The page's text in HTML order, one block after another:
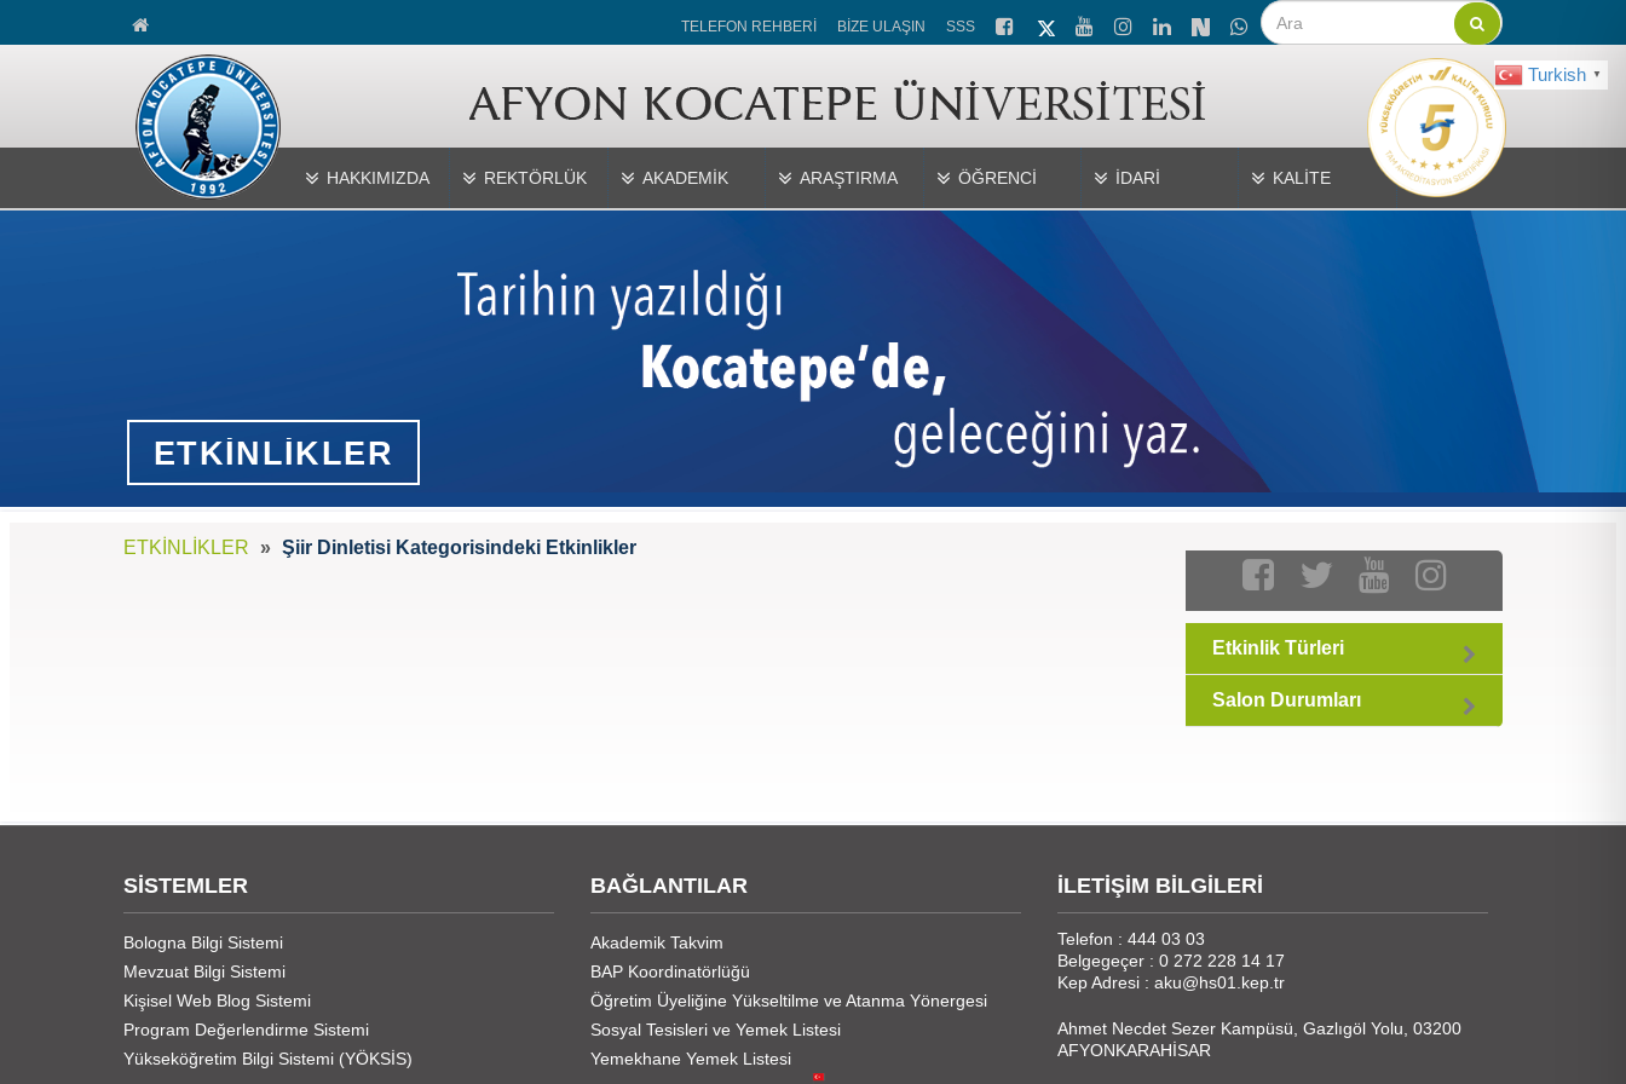
Turkish ▼
TELEFON REHBERİ BİZE ULAŞIN SSS
HAKKIMIZDA REKTÖRLÜK AKADEMİK ARAŞTIRMA ÖĞRENCİ İDARİ KALİTE
ETKİNLİKLER
ETKİNLİKLER Şiir Dinletisi Kategorisindeki Etkinlikler
Etkinlik Türleri
Salon Durumları
SİSTEMLER
Bologna Bilgi Sistemi
Mevzuat Bilgi Sistemi
Kişisel Web Blog Sistemi
Program Değerlendirme Sistemi
Yükseköğretim Bilgi Sistemi (YÖKSİS)
BAĞLANTILAR
Akademik Takvim
BAP Koordinatörlüğü
Öğretim Üyeliğine Yükseltilme ve Atanma Yönergesi
Sosyal Tesisleri ve Yemek Listesi
Yemekhane Yemek Listesi
İLETİŞİM BİLGİLERİ
Telefon : 444 03 03
Belgegeçer : 0 272 228 14 17
Kep Adresi : aku@hs01.kep.tr
Ahmet Necdet Sezer Kampüsü, Gazlıgöl Yolu, 03200
AFYONKARAHİSAR